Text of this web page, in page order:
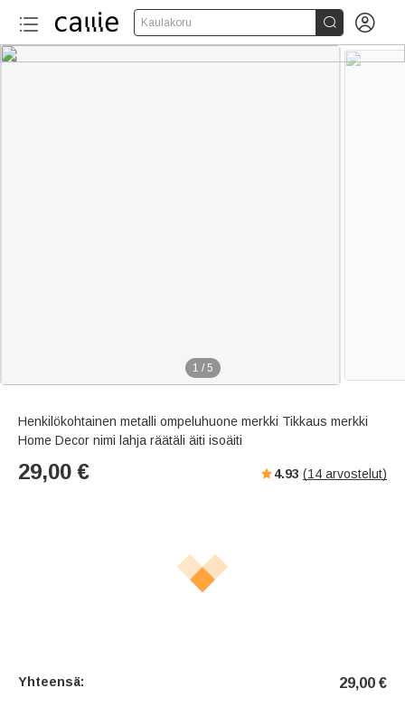
Kaulakoru  
1 / 5
Henkilökohtainen metalli ompeluhuone merkki Tikkaus merkki
Home Decor nimi lahja räätäli äiti isoäiti
29,00 € 4.93 (14 arvostelut)
Yhteensä: 29,00 €